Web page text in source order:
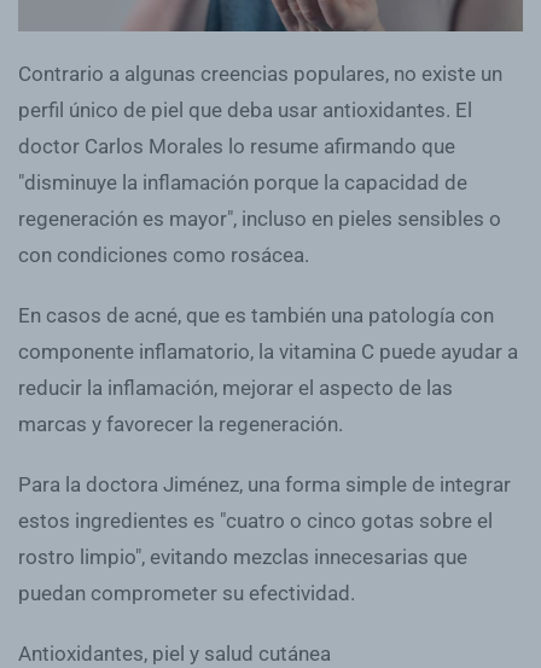
Contrario a algunas creencias populares, no existe un
perfil único de piel que deba usar antioxidantes. El
doctor Carlos Morales lo resume afirmando que
"disminuye la inflamación porque la capacidad de
regeneración es mayor", incluso en pieles sensibles o
con condiciones como rosácea.
En casos de acné, que es también una patología con
componente inflamatorio, la vitamina C puede ayudar a
reducir la inflamación, mejorar el aspecto de las
marcas y favorecer la regeneración.
Para la doctora Jiménez, una forma simple de integrar
estos ingredientes es "cuatro o cinco gotas sobre el
rostro limpio", evitando mezclas innecesarias que
puedan comprometer su efectividad.
Antioxidantes, piel y salud cutánea